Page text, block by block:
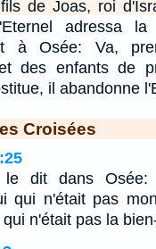
de Joas, roi
adressa
à Osée: Va,
des enfants de
il abandonne
Croisées
dit dans Osée:
qui n'était pas
n'était pas la